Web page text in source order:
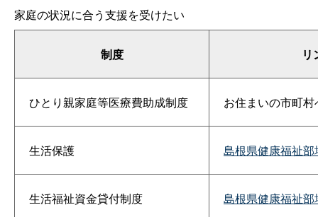
家庭の状況に合う支援を受けたい
制度 リ
ひとり親家庭等医療費助成制度 お住まいの市町
生活保護 島根県健康福祉
生活福祉資金貸付制度 島根県健康福祉